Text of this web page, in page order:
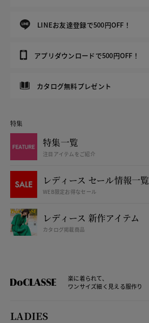
LINEお友達登録で500円OFF！
アプリダウンロードで500円OFF！
カタログ無料プレゼント
特集
特集一覧
注目アイテムをご紹介
レディース セール情報一覧
WEB限定お得なセール
レディース 新作アイテム
カタログ掲載商品
楽に着られて、
ワンサイズ細く見える服作り
LADIES